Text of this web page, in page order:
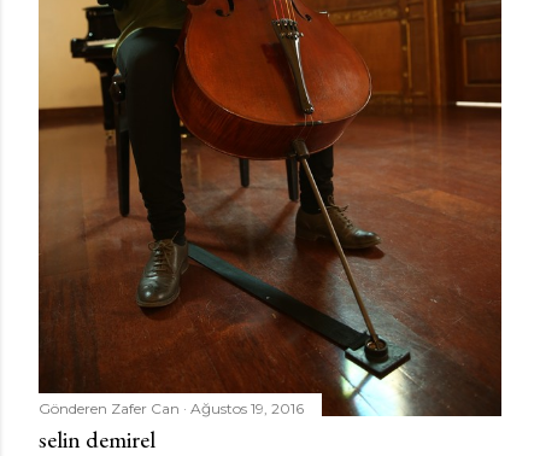
Gönderen Zafer Can Ağustos 19, 2016
selin demirel